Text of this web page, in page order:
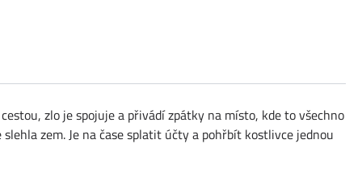
zlo je spojuje a přivádí zpátky na místo, kde to všechno
zem. Je na čase splatit účty a pohřbít kostlivce jednou